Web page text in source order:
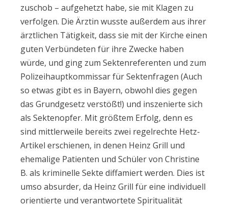
zuschob – aufgehetzt habe, sie mit Klagen zu
verfolgen. Die Ärztin wusste außerdem aus ihrer
ärztlichen Tätigkeit, dass sie mit der Kirche einen
guten Verbündeten für ihre Zwecke haben
würde, und ging zum Sektenreferenten und zum
Polizeihauptkommissar für Sektenfragen (Auch
so etwas gibt es in Bayern, obwohl dies gegen
das Grundgesetz verstößt!) und inszenierte sich
als Sektenopfer. Mit größtem Erfolg, denn es
sind mittlerweile bereits zwei regelrechte Hetz-
Artikel erschienen, in denen Heinz Grill und
ehemalige Patienten und Schüler von Christine
B. als kriminelle Sekte diffamiert werden. Dies ist
umso absurder, da Heinz Grill für eine individuell
orientierte und verantwortete Spiritualität